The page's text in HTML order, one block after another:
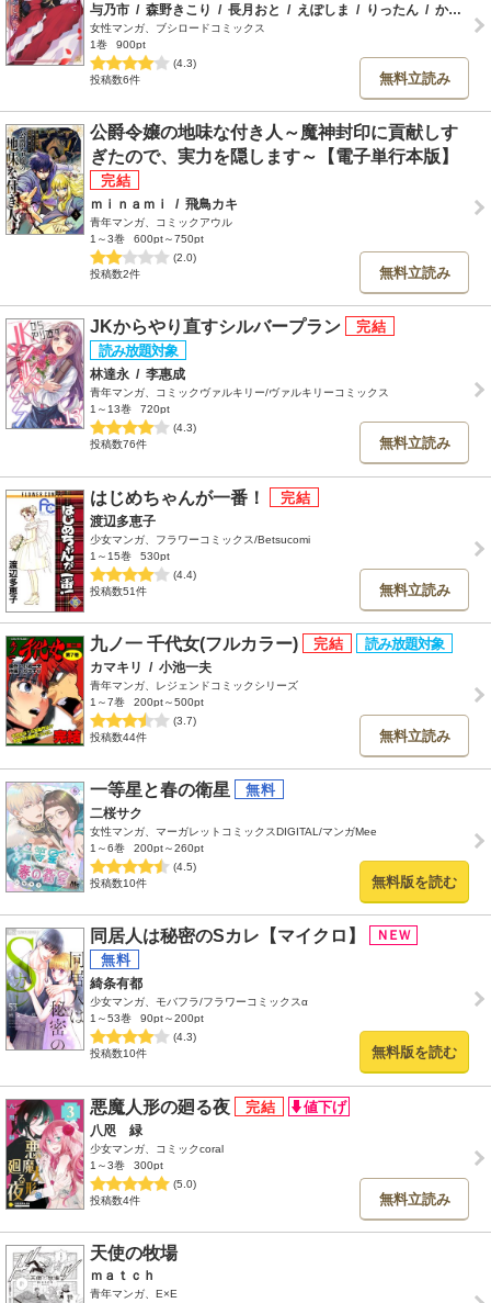
与乃市 / 森野きこり / 長月おと / えぽしま / りったん / かみきわか
女性マンガ、ブシロードコミックス
1巻
900pt
(4.3)
投稿数6件
無料立読み
公爵令嬢の地味な付き人～魔神封印に貢献しす
ぎたので、実力を隠します～【電子単行本版】
ｍｉｎａｍｉ / 飛鳥カキ
青年マンガ、コミックアウル
1～3巻
600pt～750pt
(2.0)
投稿数2件
無料立読み
JKからやり直すシルバープラン
林達永 / 李惠成
青年マンガ、コミックヴァルキリー/ヴァルキリーコミックス
1～13巻
720pt
(4.3)
投稿数76件
無料立読み
はじめちゃんが一番！
渡辺多恵子
少女マンガ、フラワーコミックス/Betsucomi
1～15巻
530pt
(4.4)
投稿数51件
無料立読み
九ノ一 千代女(フルカラー)
カマキリ / 小池一夫
青年マンガ、レジェンドコミックシリーズ
1～7巻
200pt～500pt
(3.7)
投稿数44件
無料立読み
一等星と春の衛星
二桜サク
女性マンガ、マーガレットコミックスDIGITAL/マンガMee
1～6巻
200pt～260pt
(4.5)
投稿数10件
無料版を読む
同居人は秘密のSカレ【マイクロ】
綺条有都
少女マンガ、モバフラ/フラワーコミックスα
1～53巻
90pt～200pt
(4.3)
投稿数10件
無料版を読む
悪魔人形の廻る夜
八咫 緑
少女マンガ、コミックcoral
1～3巻
300pt
(5.0)
投稿数4件
無料立読み
天使の牧場
ｍａｔｃｈ
青年マンガ、E×E